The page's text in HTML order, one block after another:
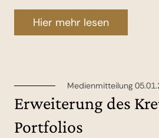
Hier mehr lesen
Medienmitteilung
Erweiterung des
Portfolios